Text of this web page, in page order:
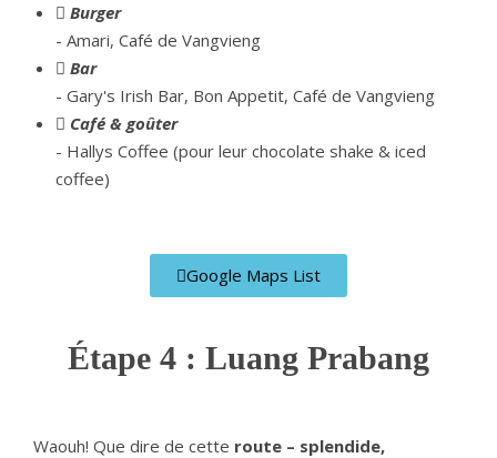
Burger
- Amari, Café de Vangvieng
Bar
- Gary's Irish Bar, Bon Appetit, Café de Vangvieng
Café & goûter
- Hallys Coffee (pour leur chocolate shake & iced
coffee)
Google Maps List
Étape 4 : Luang Prabang
Waouh! Que dire de cette route – splendide,